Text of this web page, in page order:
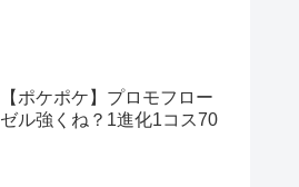
【ポケポケ】プロモフロー
ゼル強くね？1進化1コス70